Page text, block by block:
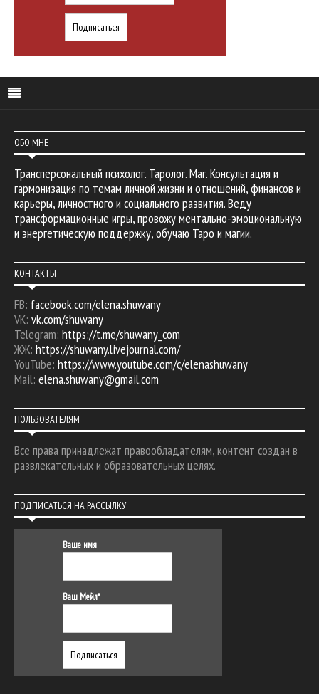
ОБО МНЕ
Трансперсональный психолог. Таролог. Маг. Консультация и
гармонизация по темам личной жизни и отношений, финансов и
карьеры, личностного и социального развития. Веду
трансформационные игры, провожу ментально-эмоциональную
и энергетическую поддержку, обучаю Таро и магии.
КОНТАКТЫ
FB: facebook.com/elena.shuwany
VK: vk.com/shuwany
Telegram: https://t.me/shuwany_com
ЖЖ: https://shuwany.livejournal.com/
YouTube: https://www.youtube.com/c/elenashuwany
Mail: elena.shuwany@gmail.com
ПОЛЬЗОВАТЕЛЯМ
Все права принадлежат правообладателям, контент создан в
развлекательных и образовательных целях.
ПОДПИСАТЬСЯ НА РАССЫЛКУ
Ваше имя
Ваш Мейл*